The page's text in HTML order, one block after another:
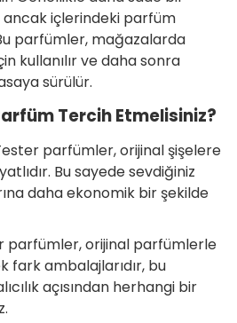
içlerindeki parfüm
parfümler, mağazalarda
kullanılır ve daha sonra
sürülür.
Tercih Etmelisiniz?
parfümler, orijinal şişelere
Bu sayede sevdiğiniz
daha ekonomik bir şekilde
parfümler, orijinal parfümlerle
fark ambalajlarıdır, bu
açısından herhangi bir